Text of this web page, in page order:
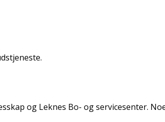
og Leknes Bo- og servicesenter.